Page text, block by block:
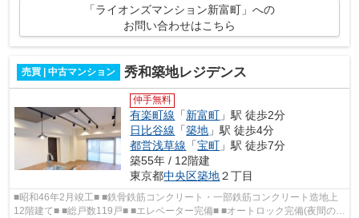
「ライオンズマンション新富町」への
お問い合わせはこちら
売買 | 中古マンション 秀和築地レジデンス
仲手無料
有楽町線 「新富町 」駅 徒歩2分
日比谷線 「築地 」駅 徒歩4分
都営浅草線 「宝町 」駅 徒歩7分
築55年 / 12階建
東京都中央区築地２丁目
■昭和46年2月竣工■ ■鉄骨鉄筋コンクリート・一部鉄筋コンクリート造地上
12階建て■ ■総戸数119戸■ ■エレベーター完備■ ■オートロック完備(夜間の